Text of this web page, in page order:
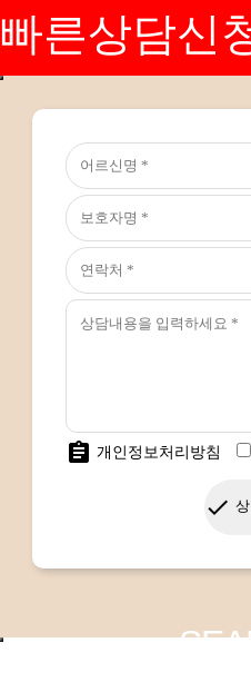
빠른상담신
assignment 개인정보처리방침
done